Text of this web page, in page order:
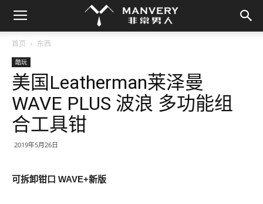
首页 东西
酷玩
美国Leatherman莱泽曼
WAVE PLUS 波浪 多功能组
合工具钳
2019年5月26日
可拆卸钳口 WAVE+新版